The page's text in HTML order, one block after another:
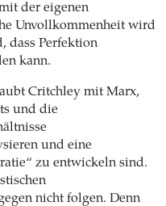
der eigenen
Unvollkommenheit wird
dass Perfektion
kann.
Critchley mit Marx,
und die
und eine
zu entwickeln sind.
nicht folgen. Denn